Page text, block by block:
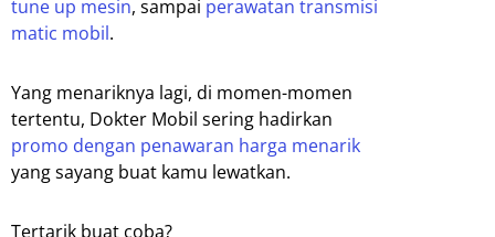
tune up mesin, sampai perawatan transmisi
matic mobil.
Yang menariknya lagi, di momen-momen
tertentu, Dokter Mobil sering hadirkan
promo dengan penawaran harga menarik
yang sayang buat kamu lewatkan.
Tertarik buat coba?